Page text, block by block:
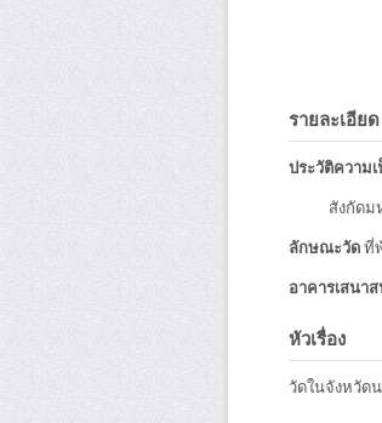
รายละเอียด
ประวัติความ
สังกัดมห
ลักษณะวัด ที่
อาคารเสนา
หัวเรื่อง
วัดในจังหวัด